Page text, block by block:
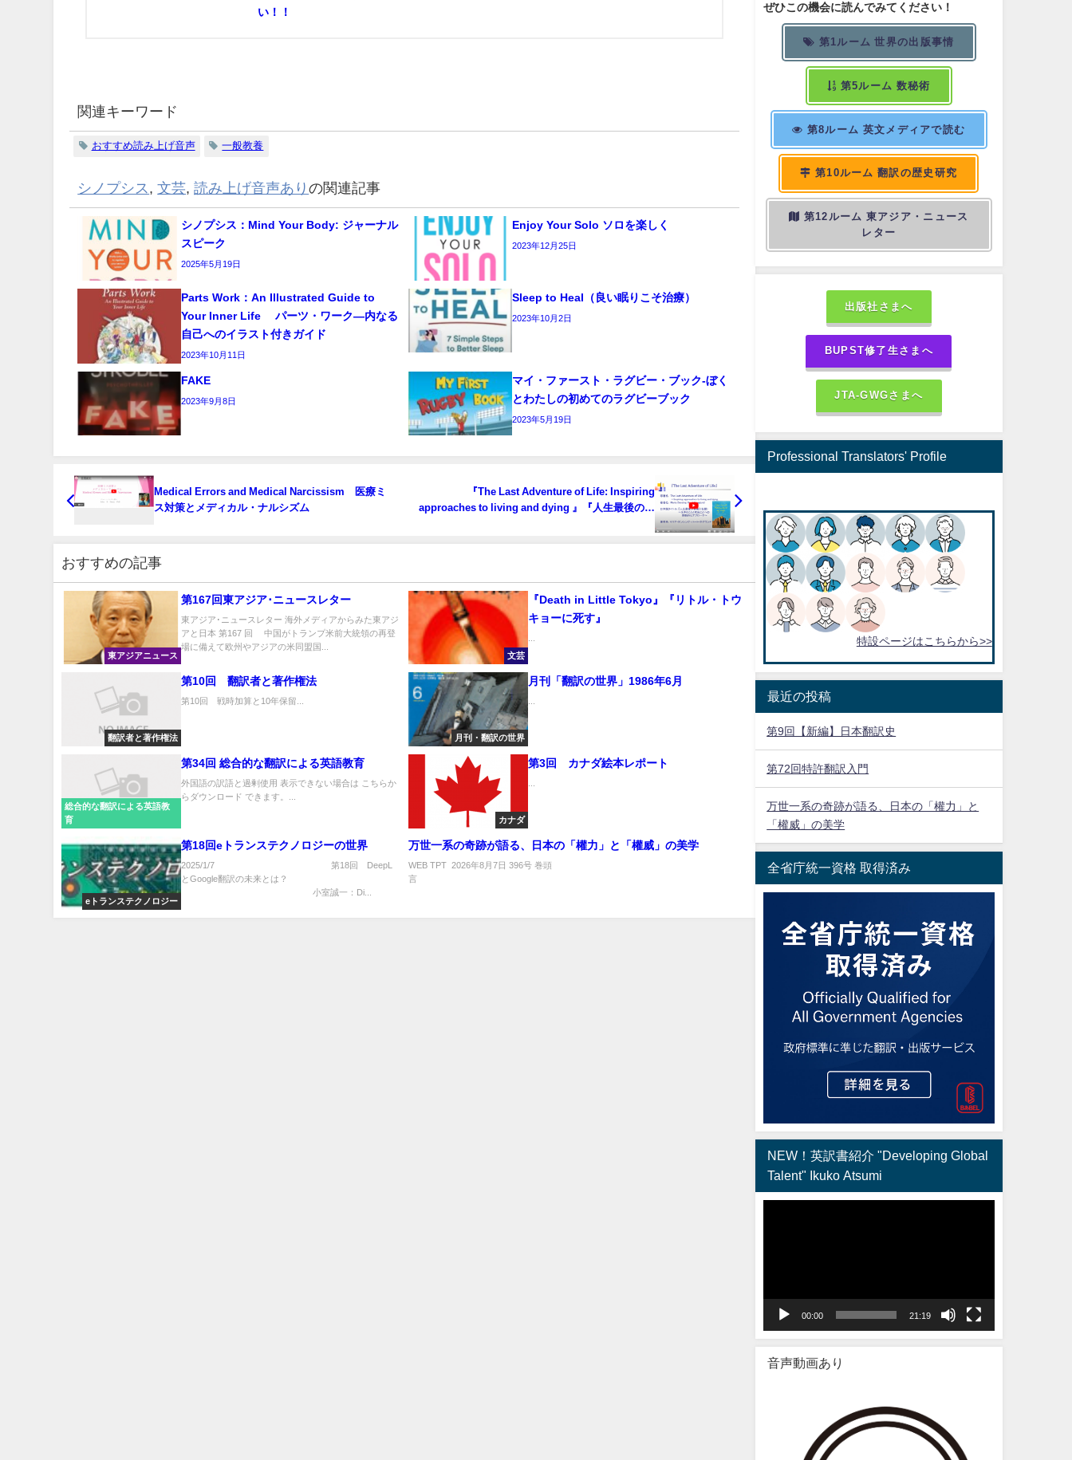
い！！
関連キーワード
おすすめ読み上げ音声 一般教養
シノプシス ,文芸,読み上げ音声ありの関連記事
シノプシス：Mind Your Body: ジャーナル
スピーク
2025年5月19日
Enjoy Your Solo ソロを楽しく
2023年12月25日
Parts Work：An Illustrated Guide to
Your Inner Life パーツ・ワーク―内なる
自己へのイラスト付きガイド
2023年10月11日
Sleep to Heal（良い眠りこそ治療）
2023年10月2日
FAKE
2023年9月8日
マイ・ファースト・ラグビー・ブック‐ぼく
とわたしの初めてのラグビーブック
2023年5月19日
Medical Errors and Medical Narcissism 医療ミ
ス対策とメディカル・ナルシズム
『The Last Adventure of Life: Inspiring
approaches to living and dying 』『人生最後の冒
おすすめの記事
東アジアニュース
第167回東アジア･ニュースレター
東アジア･ニュースレター 海外メディアからみた東アジ
アと日本 第167 回 中国がトランプ米前大統領の再登
場に備えて欧州やアジアの米同盟国...
文芸
『Death in Little Tokyo』『リトル・トウ
キョーに死す』
翻訳者と著作権法
第10回 翻訳者と著作権法
第10回 戦時加算と10年保留...
月刊・翻訳の世界
月刊「翻訳の世界」1986年6月
...
総合的な翻訳による英語教
育
第34回 総合的な翻訳による英語教育
外国語の訳語と過剰使用 表示できない場合は こちらか
らダウンロード できます。...
カナダ
第3回 カナダ絵本レポート
eトランステクノロジー
第18回eトランステクノロジーの世界
2025/1/7 第18回 DeepL
とGoogle翻訳の未来とは？
小室誠一：Di...
万世一系の奇跡が語る、日本の「權力」と「權威」の美学
WEB TPT 2026年8月7日 396号 巻頭
言 ...
ぜひこの機会に読んでみてください！
第1ルーム 世界の出版事情
第5ルーム 数秘術
第8ルーム 英文メディアで読む
第10ルーム 翻訳の歴史研究
第12ルーム 東アジア・ニュース
レター
出版社さまへ
BUPST修了生さまへ
JTA-GWGさまへ
Professional Translators' Profile
特設ページはこちらから>>
最近の投稿
第9回【新編】日本翻訳史
第72回特許翻訳入門
万世一系の奇跡が語る、日本の「權力」と
「權威」の美学
全省庁統一資格 取得済み
NEW！英訳書紹介 "Developing Global
Talent" Ikuko Atsumi
ー
00:00 21:19
音声動画あり